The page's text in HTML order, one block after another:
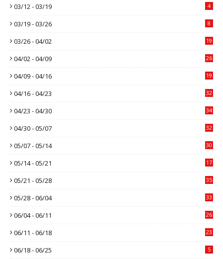
03/12 - 03/19 4
03/19 - 03/26 8
03/26 - 04/02 19
04/02 - 04/09 26
04/09 - 04/16 19
04/16 - 04/23 32
04/23 - 04/30 34
04/30 - 05/07 32
05/07 - 05/14 30
05/14 - 05/21 17
05/21 - 05/28 35
05/28 - 06/04 33
06/04 - 06/11 26
06/11 - 06/18 23
06/18 - 06/25 5